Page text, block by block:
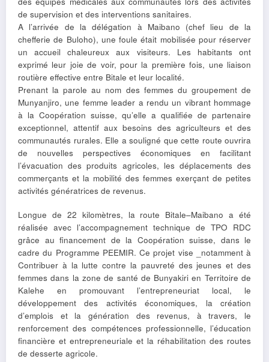
de supervision et des interventions sanitaires.
A l’arrivée de la délégation à Maibano (chef lieu de la
chefferie de Buloho), une foule était mobilisée pour réserver
un accueil chaleureux aux visiteurs. Les habitants ont
exprimé leur joie de voir, pour la première fois, une liaison
routière effective entre Bitale et leur localité.
Prenant la parole au nom des femmes du groupement de
Munyanjiro, une femme leader a rendu un vibrant hommage
à la Coopération suisse, qu’elle a qualifiée de partenaire
exceptionnel, attentif aux besoins des agriculteurs et des
communautés rurales. Elle a souligné que cette route ouvrira
de nouvelles perspectives économiques en facilitant
l’évacuation des produits agricoles, les déplacements des
commerçants et la mobilité des femmes exerçant de petites
activités génératrices de revenus.
Longue de 22 kilomètres, la route Bitale–Maibano a été
réalisée avec l’accompagnement technique de TPO RDC
grâce au financement de la Coopération suisse, dans le
cadre du Programme PEEMIR. Ce projet vise _notamment à
Contribuer à la lutte contre la pauvreté des jeunes et des
femmes dans la zone de santé de Bunyakiri en Territoire de
Kalehe en promouvant l’entrepreneuriat local, le
développement des activités économiques, la création
d’emplois et la génération des revenus, à travers, le
renforcement des compétences professionnelle, l’éducation
financière et entrepreneuriale et la réhabilitation des routes
de desserte agricole.